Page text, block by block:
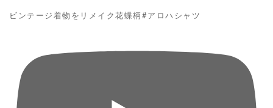
ビンテージ着物をリメイク花蝶柄#アロハシャツ